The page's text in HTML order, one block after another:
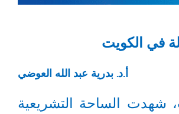
في الكويت
أ.د. بدرية عبد الله العوضي
شهدت الساحة التشريعية